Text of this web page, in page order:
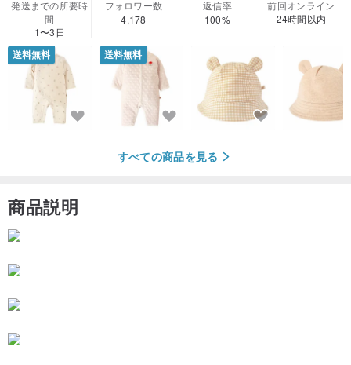
発送までの所要時
間
1〜3日
フォロワー数
4,178
返信率
100%
前回オンライン
24時間以内
送料無料 送料無料
すべての商品を見る
商品説明